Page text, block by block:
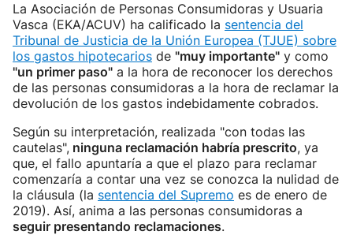
La Asociación de Personas Consumidoras y Usuaria
Vasca (EKA/ACUV) ha calificado la sentencia del
Tribunal de Justicia de la Unión Europea (TJUE) sobre
los gastos hipotecarios de "muy importante" y como
"un primer paso" a la hora de reconocer los derechos
de las personas consumidoras a la hora de reclamar la
devolución de los gastos indebidamente cobrados.
Según su interpretación, realizada "con todas las
cautelas", ninguna reclamación habría prescrito, ya
que, el fallo apuntaría a que el plazo para reclamar
comenzaría a contar una vez se conozca la nulidad de
la cláusula (la sentencia del Supremo es de enero de
2019). Así, anima a las personas consumidoras a
seguir presentando reclamaciones.